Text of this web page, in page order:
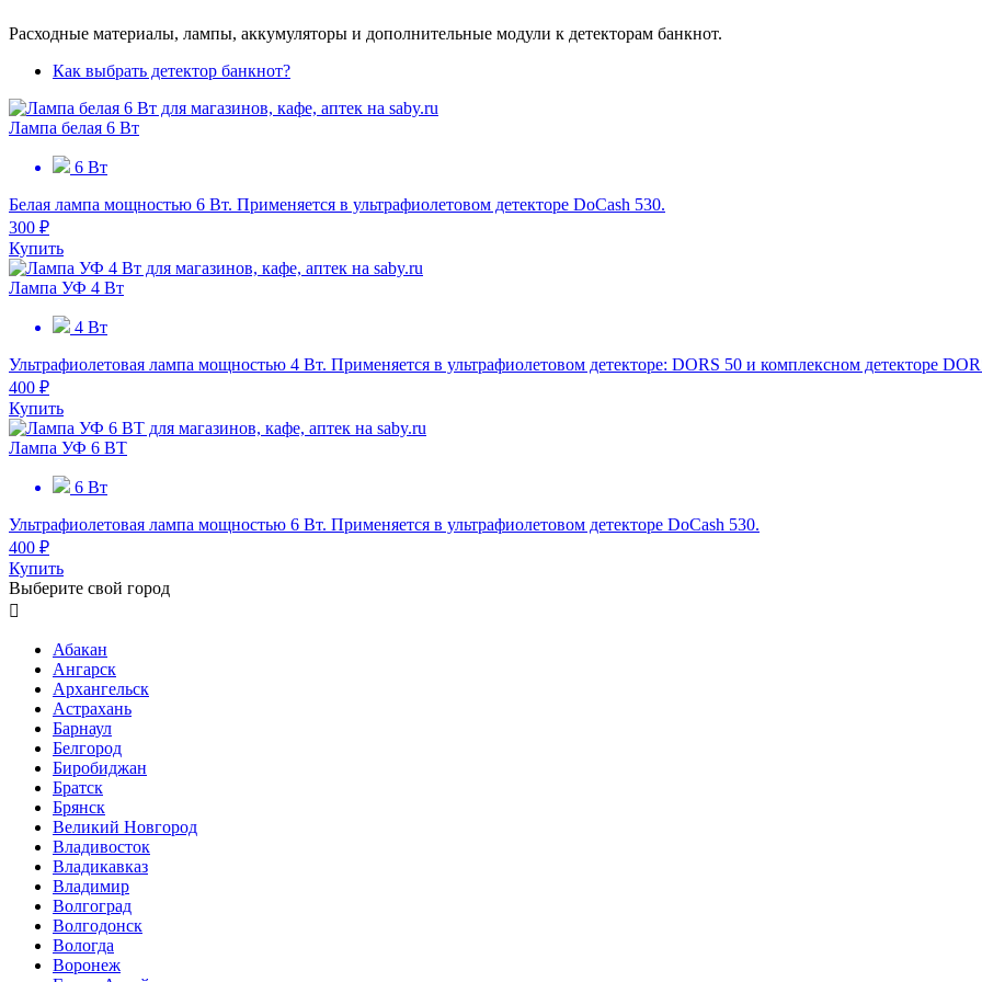
Расходные материалы, лампы, аккумуляторы и дополнительные модули к детекторам банкнот.
Как выбрать детектор банкнот?
Лампа белая 6 Вт
6 Вт
Белая лампа мощностью 6 Вт. Применяется в ультрафиолетовом детекторе DoCash 530.
300 ₽
Купить
Лампа УФ 4 Вт
4 Вт
Ультрафиолетовая лампа мощностью 4 Вт. Применяется в ультрафиолетовом детекторе: DORS 50 и комплексном детекторе
400 ₽
Купить
Лампа УФ 6 ВТ
6 Вт
Ультрафиолетовая лампа мощностью 6 Вт. Применяется в ультрафиолетовом детекторе DoCash 530.
400 ₽
Купить
Выберите свой город

Абакан
Ангарск
Архангельск
Астрахань
Барнаул
Белгород
Биробиджан
Братск
Брянск
Великий Новгород
Владивосток
Владикавказ
Владимир
Волгоград
Волгодонск
Вологда
Воронеж